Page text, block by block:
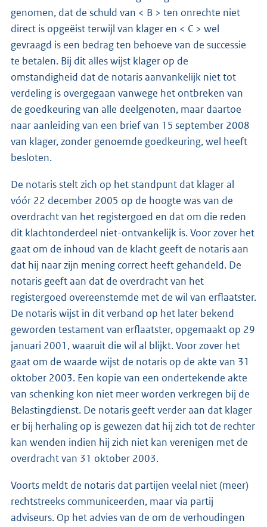
genomen, dat de schuld van < B > ten onrechte niet
direct is opgeëist terwijl van klager en < C > wel
gevraagd is een bedrag ten behoeve van de successie
te betalen. Bij dit alles wijst klager op de
omstandigheid dat de notaris aanvankelijk niet tot
verdeling is overgegaan vanwege het ontbreken van
de goedkeuring van alle deelgenoten, maar daartoe
naar aanleiding van een brief van 15 september 2008
van klager, zonder genoemde goedkeuring, wel heeft
besloten.
De notaris stelt zich op het standpunt dat klager al
vóór 22 december 2005 op de hoogte was van de
overdracht van het registergoed en dat om die reden
dit klachtonderdeel niet-ontvankelijk is. Voor zover het
gaat om de inhoud van de klacht geeft de notaris aan
dat hij naar zijn mening correct heeft gehandeld. De
notaris geeft aan dat de overdracht van het
registergoed overeenstemde met de wil van erflaatster.
De notaris wijst in dit verband op het later bekend
geworden testament van erflaatster, opgemaakt op 29
januari 2001, waaruit die wil al blijkt. Voor zover het
gaat om de waarde wijst de notaris op de akte van 31
oktober 2003. Een kopie van een ondertekende akte
van schenking kon niet meer worden verkregen bij de
Belastingdienst. De notaris geeft verder aan dat klager
er bij herhaling op is gewezen dat hij zich tot de rechter
kan wenden indien hij zich niet kan verenigen met de
overdracht van 31 oktober 2003.
Voorts meldt de notaris dat partijen veelal niet (meer)
rechtstreeks communiceerden, maar via partij
adviseurs. Op het advies van de om de verhoudingen